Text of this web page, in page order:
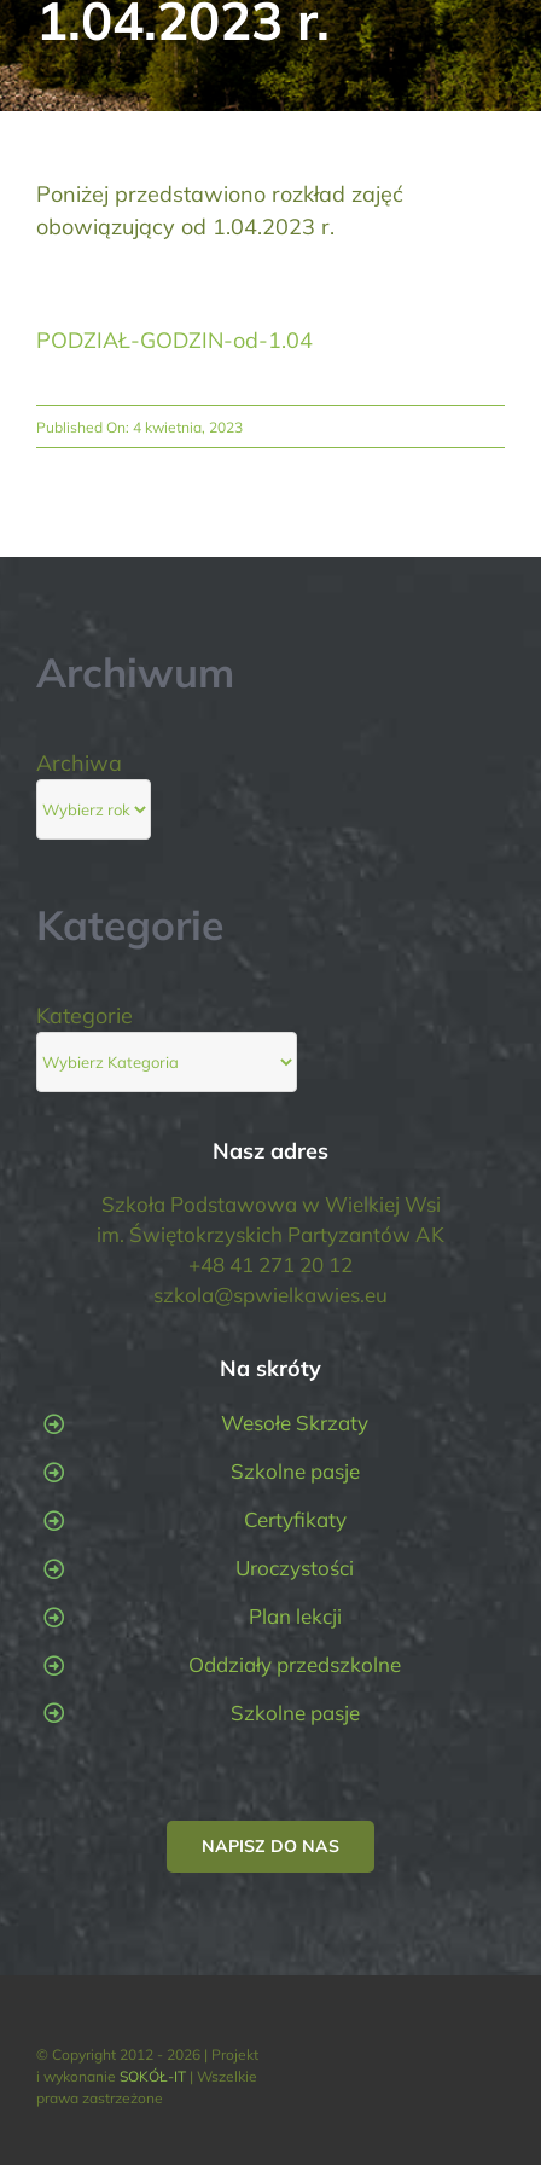
Aktualności
Kontakt
Szukaj:
1.04.2023 r.
Poniżej przedstawiono rozkład zajęć
obowiązujący od 1.04.2023 r.
PODZIAŁ-GODZIN-od-1.04
Published On: 4 kwietnia, 2023
Archiwum
Archiwa
Kategorie
Kategorie
Nasz adres
Szkoła Podstawowa w Wielkiej Wsi
im. Świętokrzyskich Partyzantów AK
+48 41 271 20 12
szkola@spwielkawies.eu
Na skróty
Wesołe Skrzaty
Szkolne pasje
Certyfikaty
Uroczystości
Plan lekcji
Oddziały przedszkolne
Szkolne pasje
NAPISZ DO NAS
© Copyright 2012 - 2026 | Projekt
i wykonanie SOKÓŁ-IT| Wszelkie
prawa zastrzeżone